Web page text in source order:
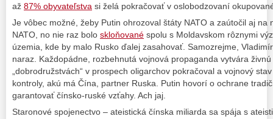
až 87% obyvateľstva si želá pokračovať v oslobodzovaní
Je vôbec možné, žeby Putin ohrozoval štáty NATO a zaútočil aj na
NATO, no nie raz bolo skloňované spolu s Moldavskom rôznymi
územia, kde by malo Rusko ďalej zasahovať. Samozrejme,
naraz. Každopádne, rozbehnutá vojnová propaganda vytvára
„dobrodružstvách“ v prospech oligarchov pokračoval a vojnový
kontroly, akú má Čína, partner Ruska. Putin hovorí o ochrane
garantovať čínsko-ruské vzťahy. Ach jaj.
Staronové spojenectvo – ateistická čínska miliarda sa spája s